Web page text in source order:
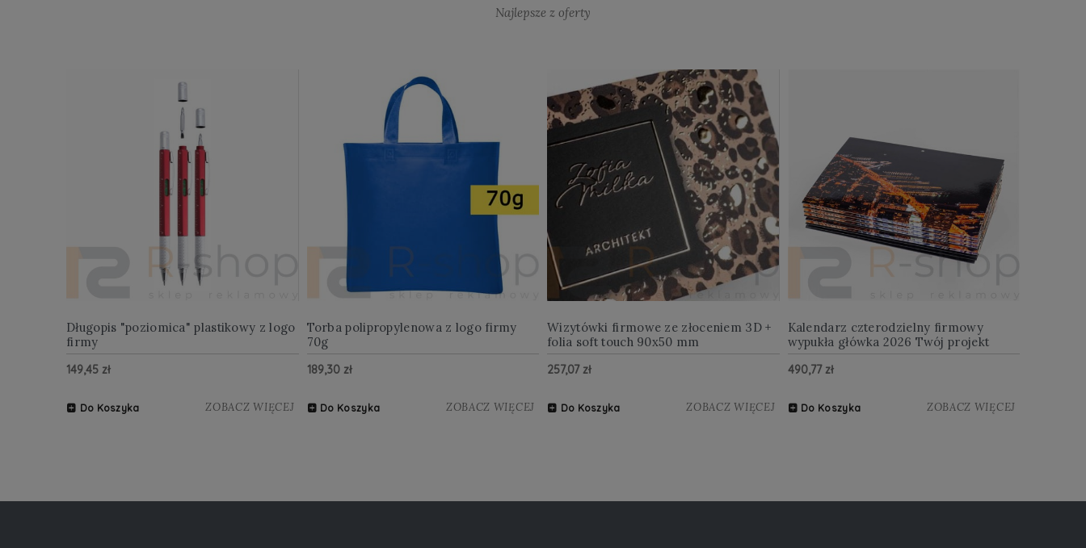
Najlepsze z oferty
Długopis "poziomica" plastikowy z logo
firmy
149,45 zł
Do Koszyka ZOBACZ WIĘCEJ
Torba polipropylenowa z logo firmy
70g
189,30 zł
Do Koszyka ZOBACZ WIĘCEJ
Wizytówki firmowe ze złoceniem 3D +
folia soft touch 90x50 mm
257,07 zł
Do Koszyka ZOBACZ WIĘCEJ
Kalendarz czterodzielny firmowy
wypukła główka 2026 Twój projekt
490,77 zł
Do Koszyka ZOBACZ WIĘCEJ